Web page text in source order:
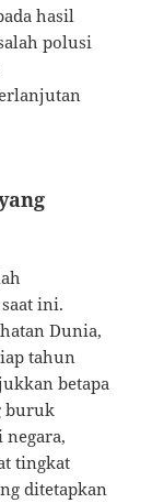
hasil
polusi
ini.
Dunia,
tahun
betapa
buruk
negara,
tingkat
ditetapkan